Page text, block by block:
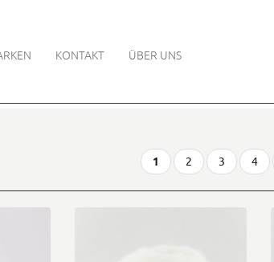
KONTAKT ÜBER UNS
1 2 3 4